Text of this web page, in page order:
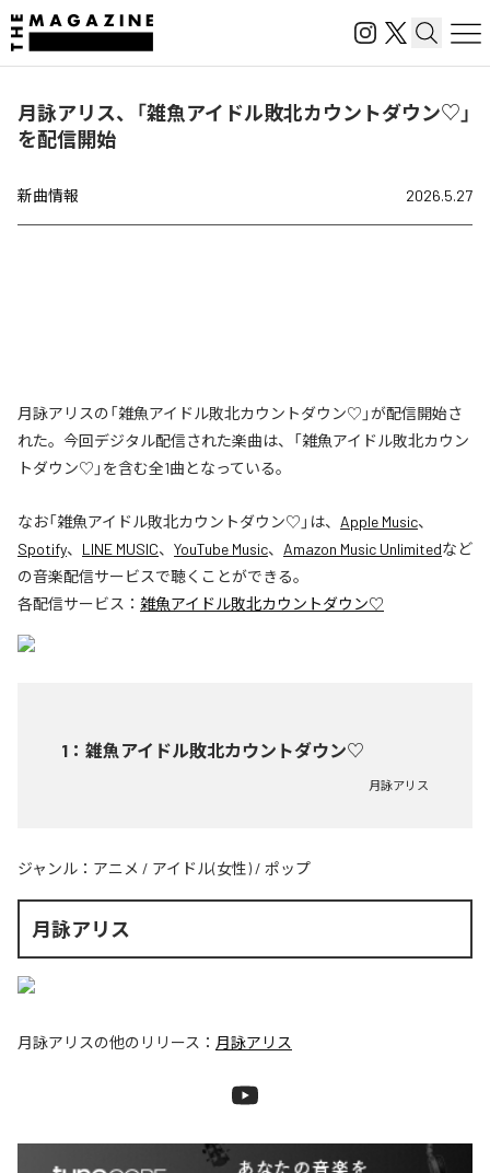
月詠アリス、「雑魚アイドル敗北カウントダウン♡」
を配信開始
新曲情報 2026.5.27
月詠アリスの「雑魚アイドル敗北カウントダウン♡」が配信開始さ
れた。今回デジタル配信された楽曲は、「雑魚アイドル敗北カウン
トダウン♡」を含む全1曲となっている。
なお「雑魚アイドル敗北カウントダウン♡ 」は、 Apple Music、
Spotify、 LINE MUSIC、 YouTube Music、 Amazon Music Unlimitedなど
の音楽配信サービスで聴くことができる。
各配信サービス： 雑魚アイドル敗北カウントダウン♡
1 ： 雑魚アイドル敗北カウントダウン♡
月詠アリス
ジャンル： アニメ / アイドル(女性) / ポップ
月詠アリス
月詠アリスの他のリリース： 月詠アリス